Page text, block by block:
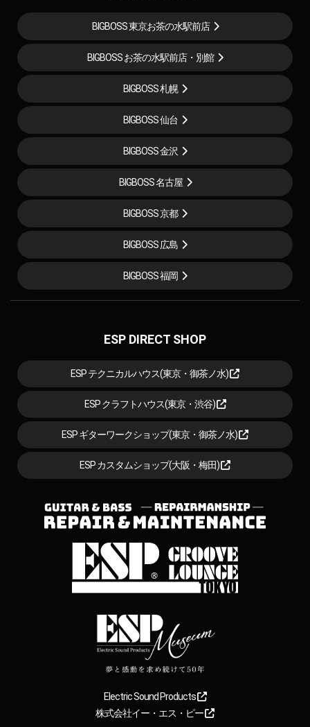
BIGBOSS 東京お茶の水駅前店
BIGBOSS お茶の水駅前店・別館
BIGBOSS 札幌
BIGBOSS 仙台
BIGBOSS 金沢
BIGBOSS 名古屋
BIGBOSS 京都
BIGBOSS 広島
BIGBOSS 福岡
ESP DIRECT SHOP
ESP テクニカルハウス(東京・御茶ノ水)
ESP クラフトハウス(東京・渋谷)
ESP ギターワークショップ(東京・御茶ノ水)
ESP カスタムショップ(大阪・梅田)
Electric Sound Products
株式会社イー・エス・ピー